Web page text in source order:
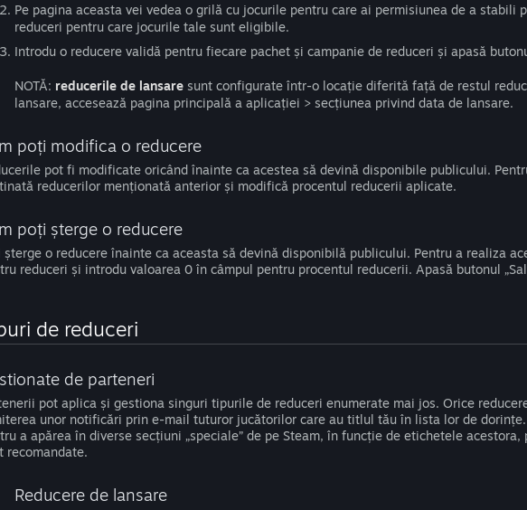
Pe pagina aceasta vei vedea o grilă cu jocurile pentru care ai permisiunea de a
reduceri pentru care jocurile tale sunt eligibile.
Introdu o reducere validă pentru fiecare pachet și campanie de reduceri și apasă
NOTĂ: reducerile de lansare sunt configurate într-o locație diferită față de restul
lansare, accesează pagina principală a aplicației > secțiunea privind data de lansare.
poți modifica o reducere
pot fi modificate oricând înainte ca acestea să devină disponibile publicului.
reducerilor menționată anterior și modifică procentul reducerii aplicate.
poți șterge o reducere
șterge o reducere înainte ca aceasta să devină disponibilă publicului. Pentru a realiza
reduceri și introdu valoarea 0 în câmpul pentru procentul reducerii. Apasă butonul
de reduceri
de parteneri
pot aplica și gestiona singuri tipurile de reduceri enumerate mai jos. Orice
unor notificări prin e-mail tuturor jucătorilor care au titlul tău în lista lor de
a apărea în diverse secțiuni „speciale” de pe Steam, în funcție de etichetele
recomandate.
Reducere de lansare